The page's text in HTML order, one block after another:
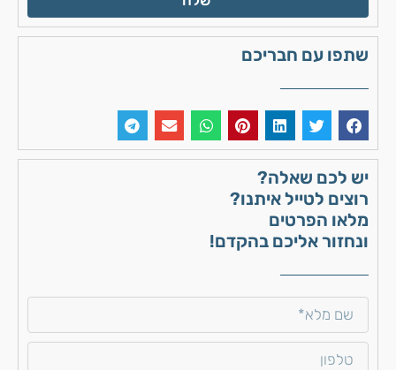
שתפו עם חבריכם
יש לכם שאלה?
רוצים לטייל איתנו?
מלאו הפרטים
ונחזור אליכם בהקדם!